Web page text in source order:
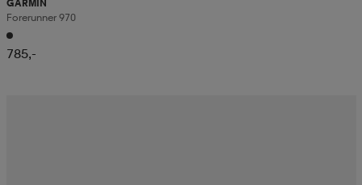
GARMIN
Forerunner 970
785,-